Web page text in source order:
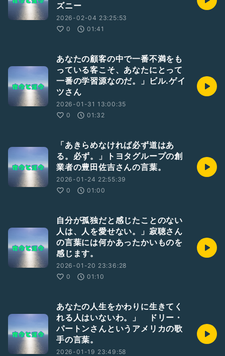
ズニー
2026-02-04 23:25:53
0
01:41
あなたの顧客の中で一番不満をも
っている客こそ、あなたにとって
一番の学習源なのだ。」ビル.ゲイ
ツさん
2026-01-31 13:00:35
0
01:32
「あきらめなければ必ず道はあ
る。必ず。」トヨタグループの創
業者の豊田佐吉さんの言葉。
2026-01-24 22:55:39
0
01:00
自分が孤独だと感じたことのない
人は、人を愛せない。」寂聴さん
の言葉には何かあったかいものを
感じます。
2026-01-20 23:36:28
0
01:10
あなたの人生をかわりに生きてく
れる人はいないわ。」 ドリー・
パートンさんというアメリカの歌
手の言葉。
2026-01-19 23:49:58